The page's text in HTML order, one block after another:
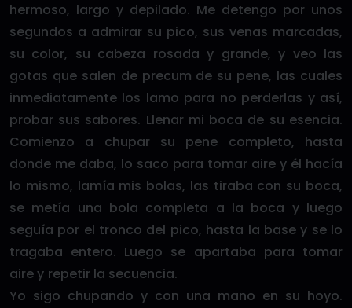
hermoso, largo y depilado. Me detengo por unos
segundos a admirar su pico, sus venas marcadas,
su color, su cabeza rosada y grande, y veo las
gotas que salen de precum de su pene, las cuales
inmediatamente los lamo para no perderlas y así,
probar sus sabores. Llenar mi boca de su esencia.
Comienzo a chupar su pene completo, hasta
donde me daba, lo saco para tomar aire y él hacía
lo mismo, lamía mis bolas, las tiraba con su boca,
se metía una bola completa a la boca y luego
seguía por el tronco del pico, hasta la base y se lo
tragaba entero. Luego se apartaba para tomar
aire y repetir la secuencia.
Yo sigo chupando y con una mano en su hoyo.